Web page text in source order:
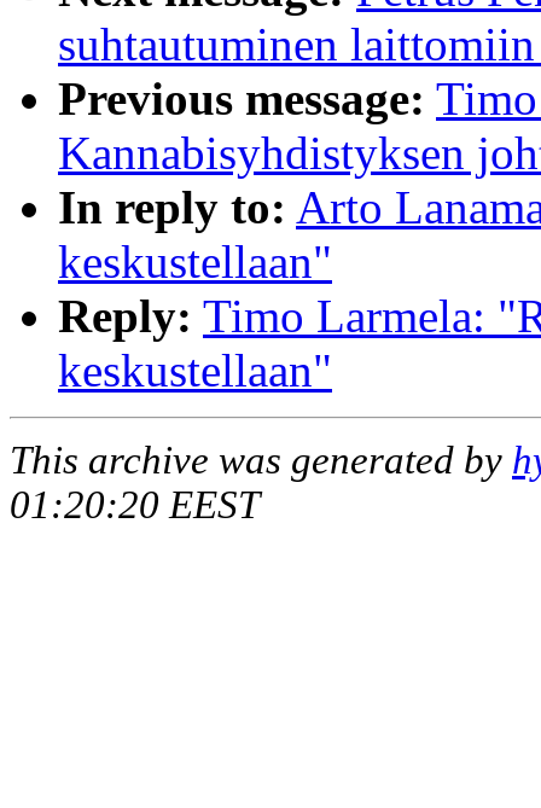
suhtautuminen
Previous message:
Kannabisyhdistyksen
In reply to: Arto
keskustellaan"
Reply: Timo Larmela:
keskustellaan"
This archive was generated by
01:20:20 EEST